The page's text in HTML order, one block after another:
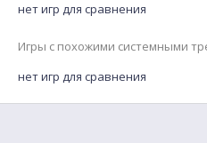
нет игр для сравнения
Игры с похожими системными
нет игр для сравнения